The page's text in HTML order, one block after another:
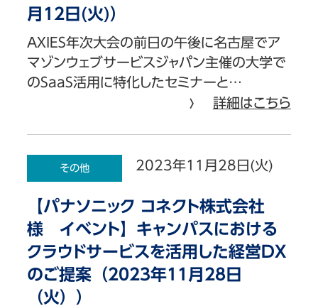
月12日(火)）
AXIES年次大会の前日の午後に名古屋でア
マゾンウェブサービスジャパン主催の大学で
のSaaS活用に特化したセミナーと…
詳細はこちら
その他 2023年11月28日(火)
【パナソニック コネクト株式会社
様 イベント】キャンパスにおける
クラウドサービスを活用した経営DX
のご提案（2023年11月28日
（火））